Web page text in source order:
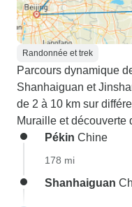
Randonnée et trek
Parcours dynamique
Shanhaiguan et
de 2 à 10 km sur
Muraille et découverte
Pékin Chine
178 mi
Shanhaiguan